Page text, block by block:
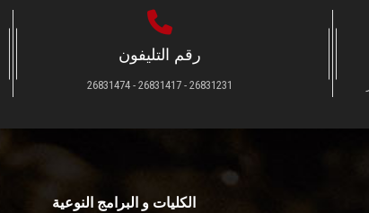
رقم التليفون
26831231 - 26831417 - 26831474
الكليات و البرامج النوعية